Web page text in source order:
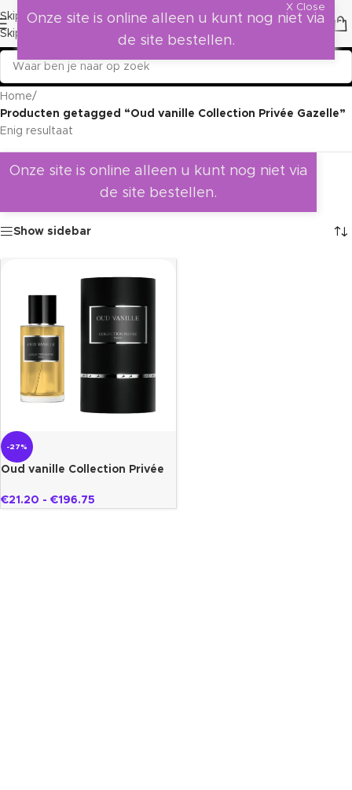
Skip to navigation
Skip to main content
Home/
Producten getagged “Oud vanille Collection Privée Gazelle”
Enig resultaat
Onze site is online alleen u kunt nog niet via
de site bestellen.
Show sidebar
-27%
Oud vanille Collection Privée
€21.20 - €196.75
X Close
Onze site is online alleen u kunt nog niet via
de site bestellen.